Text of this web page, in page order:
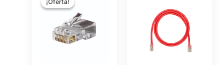
¡Oferta!
¡Oferta!
original
era:
$25.00.$20.00.